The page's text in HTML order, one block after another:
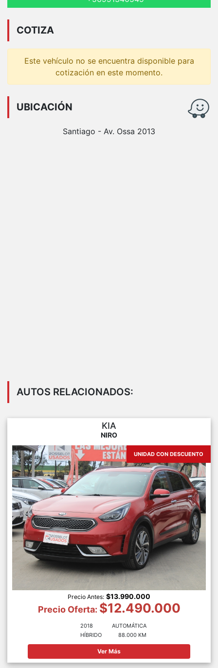
COTIZA
Este vehículo no se encuentra disponible para
cotización en este momento.
UBICACIÓN
Santiago - Av. Ossa 2013
AUTOS RELACIONADOS:
KIA
NIRO
UNIDAD CON DESCUENTO
Precio Antes: $13.990.000
Precio Oferta: $12.490.000
2018
HÍBRIDO
AUTOMÁTICA
88.000 KM
Ver Más